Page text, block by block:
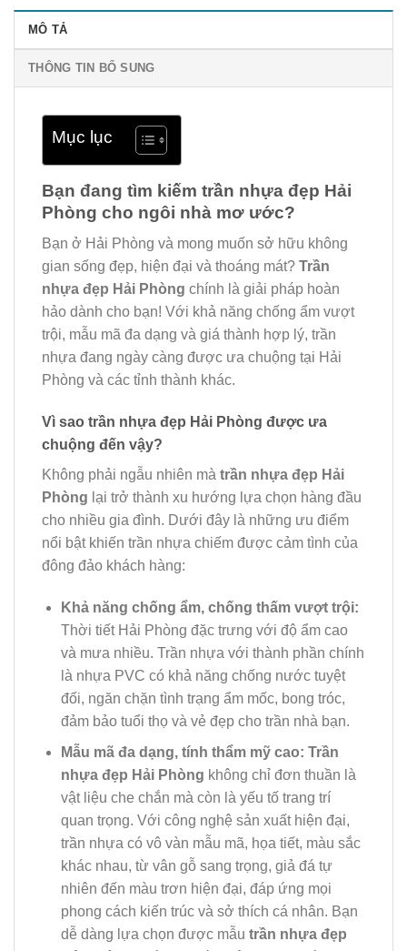
MÔ TẢ
THÔNG TIN BỔ SUNG
Mục lục
Bạn đang tìm kiếm trần nhựa đẹp Hải
Phòng cho ngôi nhà mơ ước?
Bạn ở Hải Phòng và mong muốn sở hữu không
gian sống đẹp, hiện đại và thoáng mát? Trần
nhựa đẹp Hải Phòng chính là giải pháp hoàn
hảo dành cho bạn! Với khả năng chống ẩm vượt
trội, mẫu mã đa dạng và giá thành hợp lý, trần
nhựa đang ngày càng được ưa chuộng tại Hải
Phòng và các tỉnh thành khác.
Vì sao trần nhựa đẹp Hải Phòng được ưa
chuộng đến vậy?
Không phải ngẫu nhiên mà trần nhựa đẹp Hải
Phòng lại trở thành xu hướng lựa chọn hàng đầu
cho nhiều gia đình. Dưới đây là những ưu điểm
nổi bật khiến trần nhựa chiếm được cảm tình của
đông đảo khách hàng:
Khả năng chống ẩm, chống thấm vượt trội:
Thời tiết Hải Phòng đặc trưng với độ ẩm cao
và mưa nhiều. Trần nhựa với thành phần chính
là nhựa PVC có khả năng chống nước tuyệt
đối, ngăn chặn tình trạng ẩm mốc, bong tróc,
đảm bảo tuổi thọ và vẻ đẹp cho trần nhà bạn.
Mẫu mã đa dạng, tính thẩm mỹ cao: Trần
nhựa đẹp Hải Phòng không chỉ đơn thuần là
vật liệu che chắn mà còn là yếu tố trang trí
quan trọng. Với công nghệ sản xuất hiện đại,
trần nhựa có vô vàn mẫu mã, họa tiết, màu sắc
khác nhau, từ vân gỗ sang trọng, giả đá tự
nhiên đến màu trơn hiện đại, đáp ứng mọi
phong cách kiến trúc và sở thích cá nhân. Bạn
dễ dàng lựa chọn được mẫu trần nhựa đẹp